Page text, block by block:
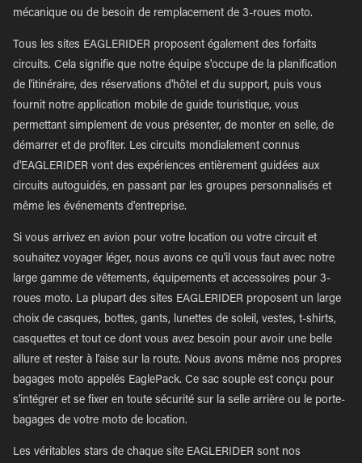
mécanique ou de besoin de remplacement de 3-roues moto.
Tous les sites EAGLERIDER proposent également des forfaits
circuits. Cela signifie que notre équipe s'occupe de la planification
de l'itinéraire, des réservations d'hôtel et du support, puis vous
fournit notre application mobile de guide touristique, vous
permettant simplement de vous présenter, de monter en selle, de
démarrer et de profiter. Les circuits mondialement connus
d'EAGLERIDER vont des expériences entièrement guidées aux
circuits autoguidés, en passant par les groupes personnalisés et
même les événements d'entreprise.
Si vous arrivez en avion pour votre location ou votre circuit et
souhaitez voyager léger, nous avons ce qu'il vous faut avec notre
large gamme de vêtements, équipements et accessoires pour 3-
roues moto. La plupart des sites EAGLERIDER proposent un large
choix de casques, bottes, gants, lunettes de soleil, vestes, t-shirts,
casquettes et tout ce dont vous avez besoin pour avoir une belle
allure et rester à l'aise sur la route. Nous avons même nos propres
bagages moto appelés EaglePack. Ce sac souple est conçu pour
s'intégrer et se fixer en toute sécurité sur la selle arrière ou le porte-
bagages de votre moto de location.
Les véritables stars de chaque site EAGLERIDER sont nos